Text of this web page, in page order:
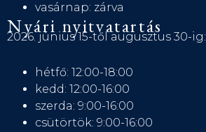
vasárnap: zárva
Nyári nyitvatartás
2026. június 15-től augusztus 30-ig:
hétfő: 12:00-18:00
kedd: 12:00-16:00
szerda: 9:00-16:00
csütörtök: 9:00-16:00